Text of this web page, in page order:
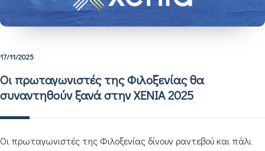
17/11/2025
Οι πρωταγωνιστές της Φιλοξενίας θα
συναντηθούν ξανά στην XENIA 2025
Οι πρωταγωνιστές της Φιλοξενίας δίνουν ραντεβού και πάλι